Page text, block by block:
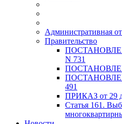
Административная
Правительство
N 731
491
ПРИКАЗ от 29
Статья 161.